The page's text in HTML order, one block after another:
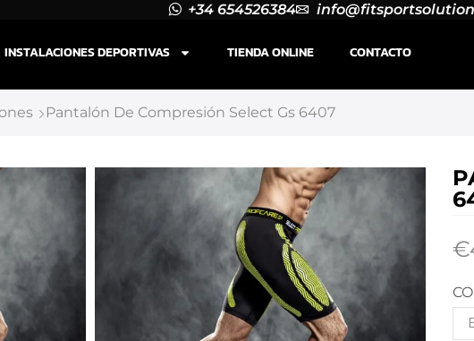
+34 654526384
INSTALACIONES DEPORTIVAS TIENDA ONLINE CONTACTO
Pantalón De Compresión Select Gs 6407
€